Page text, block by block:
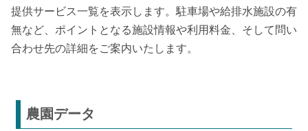
提供サービス一覧を表示します。駐車場や給排水施設の有
無など、ポイントとなる施設情報や利用料金、そして問い
合わせ先の詳細をご案内いたします。
農園データ